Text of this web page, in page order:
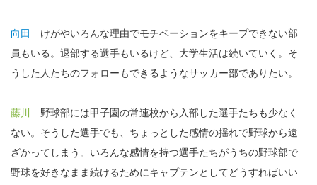
向田
けがやいろんな理由でモチベーションをキープできない部
員もいる。退部する選手もいるけど、大学生活は続いていく。そ
うした人たちのフォローもできるようなサッカー部でありたい。
藤川
野球部には甲子園の常連校から入部した選手たちも少なく
ない。そうした選手でも、ちょっとした感情の揺れで野球から遠
ざかってしまう。いろんな感情を持つ選手たちがうちの野球部で
野球を好きなまま続けるためにキャプテンとしてどうすればいい